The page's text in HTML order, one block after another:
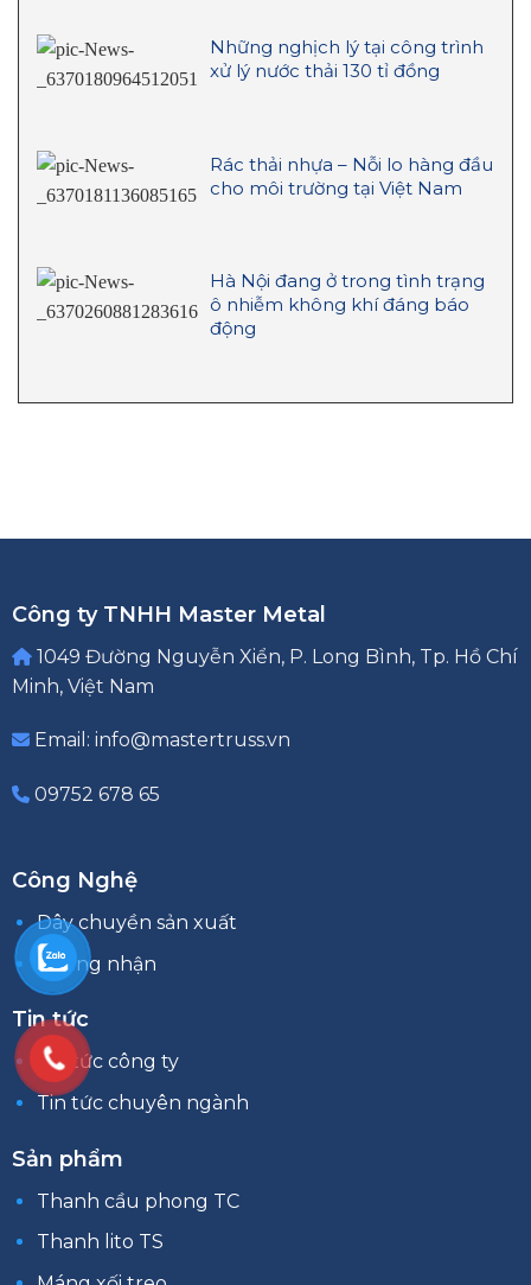
Những nghịch lý tại công trình
xử lý nước thải 130 tỉ đồng
Rác thải nhựa – Nỗi lo hàng đầu
cho môi trường tại Việt Nam
Hà Nội đang ở trong tình trạng
ô nhiễm không khí đáng báo
động
Công ty TNHH Master Metal
1049 Đường Nguyễn Xiển, P. Long Bình, Tp. Hồ Chí
Minh, Việt Nam
Email: info@mastertruss.vn
09752 678 65
Công Nghệ
Dây chuyền sản xuất
Chứng nhận
Tin tức
Tin tức công ty
Tin tức chuyên ngành
Sản phẩm
Thanh cầu phong TC
Thanh lito TS